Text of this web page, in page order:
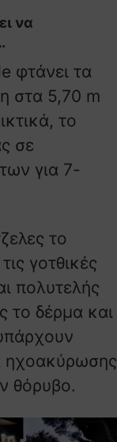
να
φτάνει τα
στα 5,70 m
το
σε
για 7-
το
γοτθικές
πολυτελής
το δέρμα και
ηχοακύρωσης
θόρυβο.